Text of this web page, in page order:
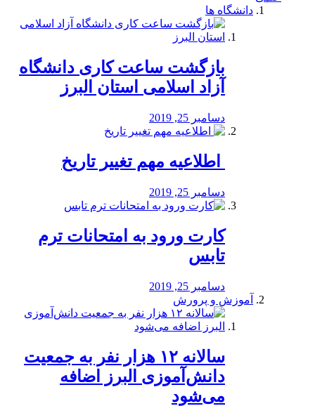
دانشگاه ها
بازگشت ساعت کاری دانشگاه
آزاد اسلامی استان البرز
دسامبر 25, 2019
️ اطلاعیه مهم تغییر تاریخ
دسامبر 25, 2019
کارت ورود به امتحانات ترم
تابس
دسامبر 25, 2019
آموزش و پرورش
️سالانه ۱۲ هزار نفر به جمعیت
دانش‌آموزی البرز اضافه
می‌شود